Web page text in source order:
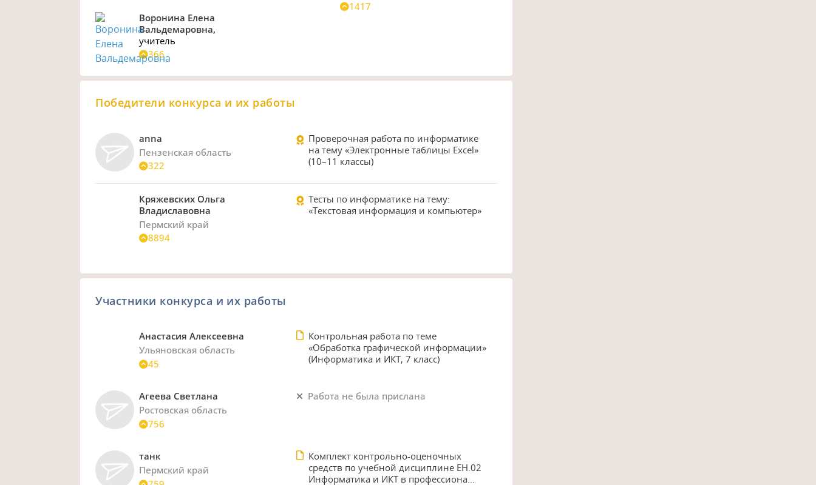
1417
Воронина Елена
Вальдемаровна,
учитель
366
Победители конкурса и их работы
anna
Пензенская область
322
Проверочная работа по информатике
на тему «Электронные таблицы Excel»
(10–11 классы)
Кряжевских Ольга
Владиславовна
Пермский край
8894
Тесты по информатике на тему:
«Текстовая информация и компьютер»
Участники конкурса и их работы
Анастасия Алексеевна
Ульяновская область
45
Контрольная работа по теме
«Обработка графической информации»
(Информатика и ИКТ, 7 класс)
Агеева Светлана
Ростовская область
756
Работа не была прислана
танк
Пермский край
Комплект контрольно-оценочных
средств по учебной дисциплине ЕН.02
Информатика и ИКТ в профессиона...